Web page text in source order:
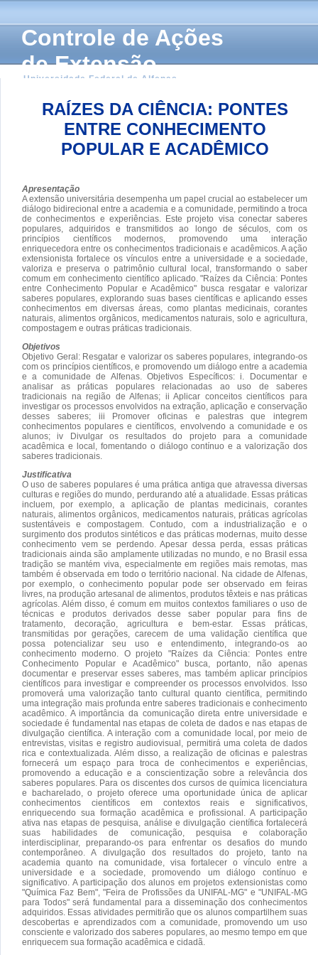
Controle de Ações
de Extensão
Universidade Federal de Alfenas
RAÍZES DA CIÊNCIA: PONTES
ENTRE CONHECIMENTO
POPULAR E ACADÊMICO
Apresentação
A extensão universitária desempenha um papel crucial ao estabelecer um
diálogo bidirecional entre a academia e a comunidade, permitindo a troca
de conhecimentos e experiências. Este projeto visa conectar saberes
populares, adquiridos e transmitidos ao longo de séculos, com os
princípios científicos modernos, promovendo uma interação
enriquecedora entre os conhecimentos tradicionais e acadêmicos. A ação
extensionista fortalece os vínculos entre a universidade e a sociedade,
valoriza e preserva o patrimônio cultural local, transformando o saber
comum em conhecimento científico aplicado. "Raízes da Ciência: Pontes
entre Conhecimento Popular e Acadêmico" busca resgatar e valorizar
saberes populares, explorando suas bases científicas e aplicando esses
conhecimentos em diversas áreas, como plantas medicinais, corantes
naturais, alimentos orgânicos, medicamentos naturais, solo e agricultura,
compostagem e outras práticas tradicionais.
Objetivos
Objetivo Geral: Resgatar e valorizar os saberes populares, integrando-os
com os princípios científicos, e promovendo um diálogo entre a academia
e a comunidade de Alfenas. Objetivos Específicos: i. Documentar e
analisar as práticas populares relacionadas ao uso de saberes
tradicionais na região de Alfenas; ii Aplicar conceitos científicos para
investigar os processos envolvidos na extração, aplicação e conservação
desses saberes; iii Promover oficinas e palestras que integrem
conhecimentos populares e científicos, envolvendo a comunidade e os
alunos; iv Divulgar os resultados do projeto para a comunidade
acadêmica e local, fomentando o diálogo contínuo e a valorização dos
saberes tradicionais.
Justificativa
O uso de saberes populares é uma prática antiga que atravessa diversas
culturas e regiões do mundo, perdurando até a atualidade. Essas práticas
incluem, por exemplo, a aplicação de plantas medicinais, corantes
naturais, alimentos orgânicos, medicamentos naturais, práticas agrícolas
sustentáveis e compostagem. Contudo, com a industrialização e o
surgimento dos produtos sintéticos e das práticas modernas, muito desse
conhecimento vem se perdendo. Apesar dessa perda, essas práticas
tradicionais ainda são amplamente utilizadas no mundo, e no Brasil essa
tradição se mantém viva, especialmente em regiões mais remotas, mas
também é observada em todo o território nacional. Na cidade de Alfenas,
por exemplo, o conhecimento popular pode ser observado em feiras
livres, na produção artesanal de alimentos, produtos têxteis e nas práticas
agrícolas. Além disso, é comum em muitos contextos familiares o uso de
técnicas e produtos derivados desse saber popular para fins de
tratamento, decoração, agricultura e bem-estar. Essas práticas,
transmitidas por gerações, carecem de uma validação científica que
possa potencializar seu uso e entendimento, integrando-os ao
conhecimento moderno. O projeto "Raízes da Ciência: Pontes entre
Conhecimento Popular e Acadêmico" busca, portanto, não apenas
documentar e preservar esses saberes, mas também aplicar princípios
científicos para investigar e compreender os processos envolvidos. Isso
promoverá uma valorização tanto cultural quanto científica, permitindo
uma integração mais profunda entre saberes tradicionais e conhecimento
acadêmico. A importância da comunicação direta entre universidade e
sociedade é fundamental nas etapas de coleta de dados e nas etapas de
divulgação científica. A interação com a comunidade local, por meio de
entrevistas, visitas e registro audiovisual, permitirá uma coleta de dados
rica e contextualizada. Além disso, a realização de oficinas e palestras
fornecerá um espaço para troca de conhecimentos e experiências,
promovendo a educação e a conscientização sobre a relevância dos
saberes populares. Para os discentes dos cursos de química licenciatura
e bacharelado, o projeto oferece uma oportunidade única de aplicar
conhecimentos científicos em contextos reais e significativos,
enriquecendo sua formação acadêmica e profissional. A participação
ativa nas etapas de pesquisa, análise e divulgação científica fortalecerá
suas habilidades de comunicação, pesquisa e colaboração
interdisciplinar, preparando-os para enfrentar os desafios do mundo
contemporâneo. A divulgação dos resultados do projeto, tanto na
academia quanto na comunidade, visa fortalecer o vínculo entre a
universidade e a sociedade, promovendo um diálogo contínuo e
significativo. A participação dos alunos em projetos extensionistas como
"Química Faz Bem", "Feira de Profissões da UNIFAL-MG" e "UNIFAL-MG
para Todos" será fundamental para a disseminação dos conhecimentos
adquiridos. Essas atividades permitirão que os alunos compartilhem suas
descobertas e aprendizados com a comunidade, promovendo um uso
consciente e valorizado dos saberes populares, ao mesmo tempo em que
enriquecem sua formação acadêmica e cidadã.